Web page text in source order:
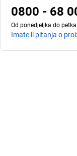
0800 - 68
Od ponedjeljka do
Imate li pitanja o